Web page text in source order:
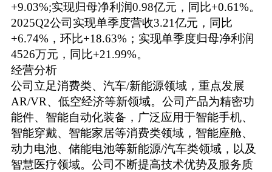
+9.03%;实现归母净利润0.98亿元，同比+0.61%。
2025Q2公司实现单季度营收3.21亿元，同比
+6.74%，环比+18.63%；实现单季度归母净利润
4526万元，同比+21.99%。
经营分析
公司立足消费类、汽车/新能源领域，重点发展
AR/VR、低空经济等新领域。公司产品为精密功
能件、智能自动化装备，广泛应用于智能手机、
智能穿戴、智能家居等消费类领域，智能座舱、
动力电池、储能电池等新能源/汽车类领域，以及
智慧医疗领域。公司不断提高技术优势及服务质